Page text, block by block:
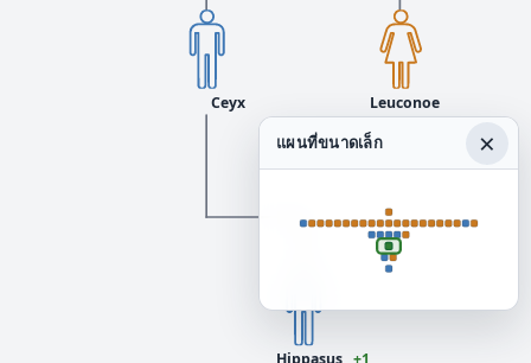
Leuconoe
Ceyx
แผนที่ขนาดเล็ก ×